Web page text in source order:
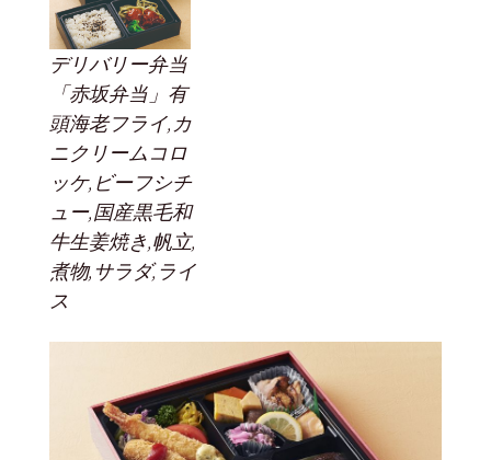
デリバリー弁当
「赤坂弁当」有
頭海老フライ,カ
ニクリームコロ
ッケ,ビーフシチ
ュー,国産黒毛和
牛生姜焼き,帆立,
煮物,サラダ,ライ
ス